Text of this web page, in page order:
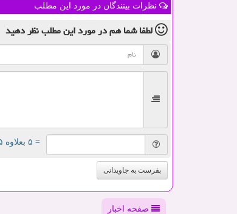
نظرات بینندگان در مورد این مطلب
لطفا شما همدر مورد این مطلبنظر دهید
= ۵ بعلاوه ۵
بفرست به جاویدانی
صفحه اخبار